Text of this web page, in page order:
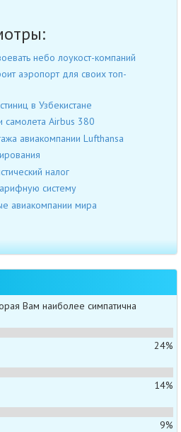
небо лоукост-компаний
аэропорт для своих топ-
в Узбекистане
самолета Airbus 380
авиакомпании Lufthansa
налог
систему
авиакомпании мира
Вам наиболее симпатична
24%
14%
9%